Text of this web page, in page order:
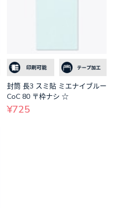
封筒 長3 スミ貼 ミエナイブルー
CoC 80 〒枠ナシ ☆
¥725